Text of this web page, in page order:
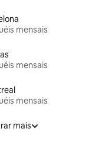
mensais
mensais
mensais
mais